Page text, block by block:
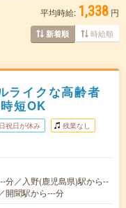
平均時給: 1,338 円
新着順 時給順
ライクな高齢者
短OK
祝日が休み 残業なし
分／入野(鹿児島県)駅から--
開聞駅から---分